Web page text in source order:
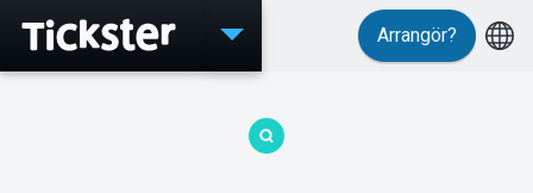
Evenemang
Arrangör?